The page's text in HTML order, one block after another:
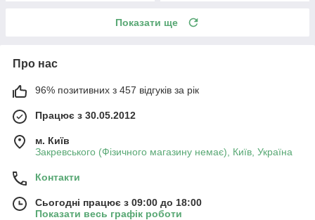
Показати ще
Про нас
96% позитивних з 457 відгуків за рік
Працює з 30.05.2012
м. Київ
Закревського (Фізичного магазину немає), Київ, Україна
Контакти
Сьогодні працює з 09:00 до 18:00
Показати весь графік роботи